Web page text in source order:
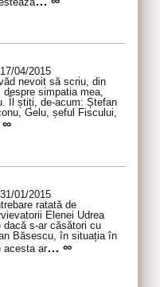
04/2015
nevoit să scriu, din
despre simpatia mea,
Îl știți, de-acum: Ștefan
Gelu, șeful Fiscului,
01/2015
ratată de
Elenei Udrea
dacă s-ar căsători cu
Băsescu, în situația în
acesta ar… ∞